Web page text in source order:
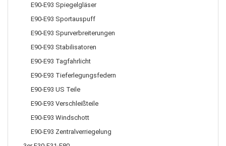
E90-E93 Spiegelgläser
E90-E93 Sportauspuff
E90-E93 Spurverbreiterungen
E90-E93 Stabilisatoren
E90-E93 Tagfahrlicht
E90-E93 Tieferlegungsfedern
E90-E93 US Teile
E90-E93 Verschleißteile
E90-E93 Windschott
E90-E93 Zentralverriegelung